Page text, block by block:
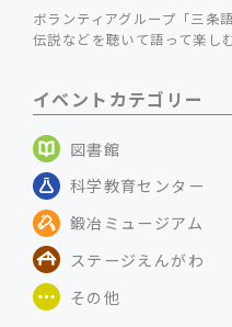
ボランティアグループ「三
伝説などを聴いて語って楽し
イベントカテゴリー
図書館
科学教育センター
鍛冶ミュージアム
ステージえんがわ
その他